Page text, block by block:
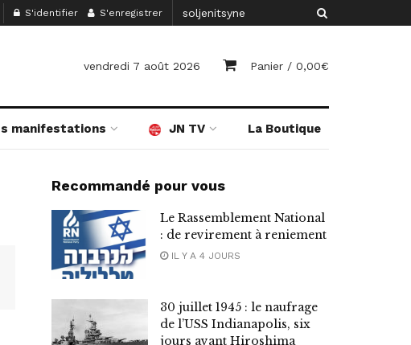
S'identifier S'enregistrer
vendredi 7 août 2026 Panier / 0,00€
manifestations JN TV La Boutique
Recommandé pour vous
Le Rassemblement National
: de revirement à reniement
IL Y A 4 JOURS
30 juillet 1945 : le naufrage
de l’USS Indianapolis, six
jours avant Hiroshima